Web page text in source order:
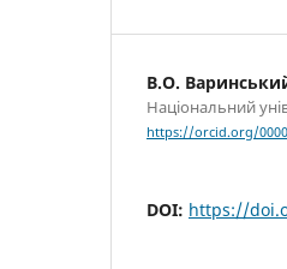
В.О.
Національний
https://orcid.org/
DOI: https://